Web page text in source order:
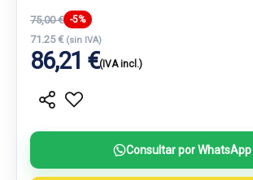
75,00 € -5%
71.25 € (sin IVA)
86,21 €(IVA incl.)
Consultar por WhatsApp